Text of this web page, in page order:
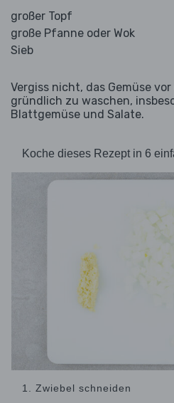
großer Topf
große Pfanne oder Wok
Sieb
Vergiss nicht, das Gemüse
gründlich zu waschen,
Blattgemüse und Salate.
Koche dieses Rezept in 6
1. Zwiebel schneiden